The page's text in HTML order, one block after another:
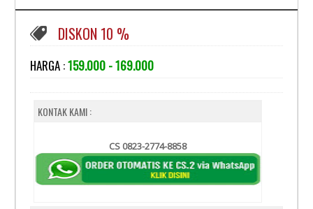
DISKON 10 %
HARGA :159.000 - 169.000
KONTAK KAMI :
CS 0823-2774-8858